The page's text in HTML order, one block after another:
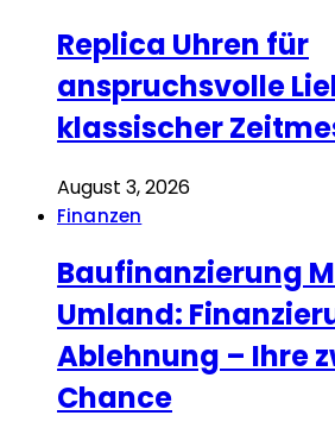
Replica Uhren für
anspruchsvolle
klassischer
August 3, 2026
Finanzen
Baufinanzierung
Umland:
Ablehnung – Ihre
Chance